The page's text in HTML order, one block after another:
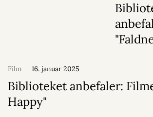
Film 16. januar 2025
Biblioteket anbefaler:
Happy"